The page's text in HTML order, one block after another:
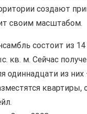
создают
своим масштабом.
состоит из
кв. м. Сейчас
одиннадцати из
квартиры,